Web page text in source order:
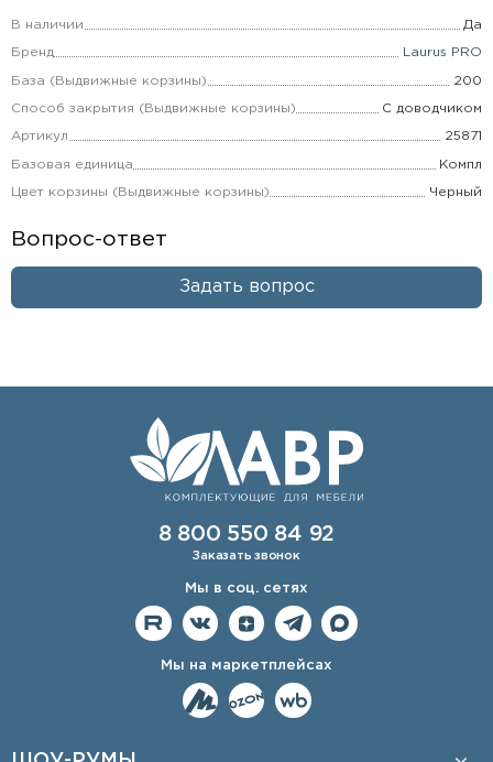
В наличии Да
Бренд Laurus PRO
База (Выдвижные корзины) 200
Способ закрытия (Выдвижные корзины) С доводчиком
Артикул 25871
Базовая единица Компл
Цвет корзины (Выдвижные корзины) Черный
Вопрос-ответ
Задать вопрос
8 800 550 84 92
Заказать звонок
Мы в соц. сетях
Мы на маркетплейсах